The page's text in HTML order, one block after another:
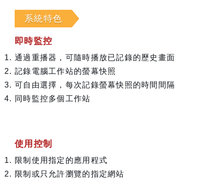
系統特色
即時監控
通過重播器，可隨時播放已記錄的歷史畫面
記錄電腦工作站的螢幕快照
可自由選擇，每次記錄螢幕快照的時間間隔
同時監控多個工作站
使用控制
限制使用指定的應用程式
限制或只允許瀏覽的指定網站